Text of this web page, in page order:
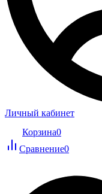
Личный кабинет
Корзина0
Сравнение0